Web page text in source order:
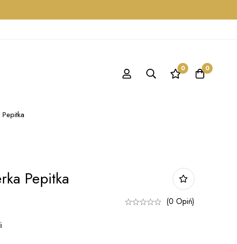
0 0
Pepitka
(0 Opiń)